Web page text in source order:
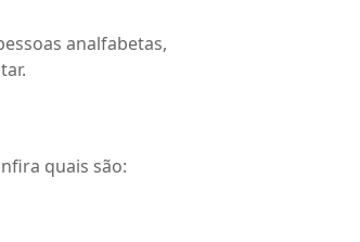
analfabetas,
quais são: